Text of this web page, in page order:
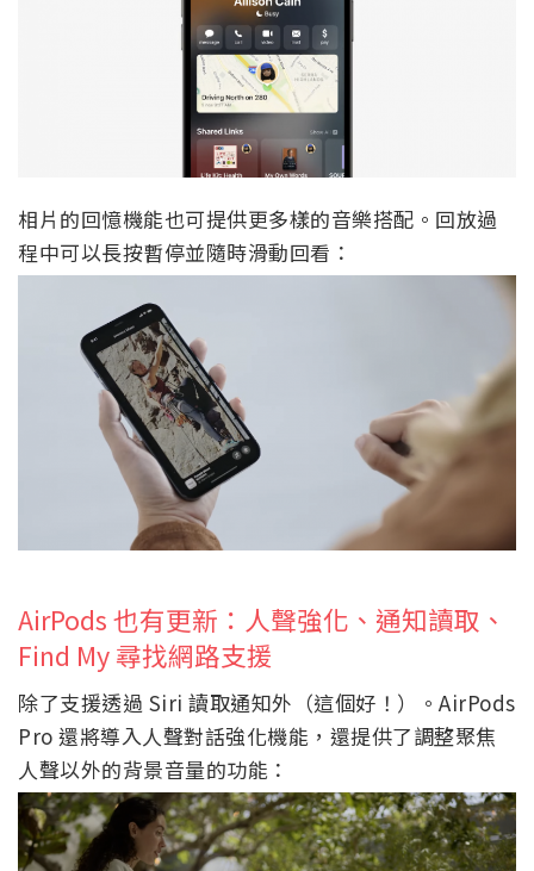
相片的回憶機能也可提供更多樣的音樂搭配。回放過
程中可以長按暫停並隨時滑動回看：
AirPods 也有更新：人聲強化、通知讀取、
Find My 尋找網路支援
除了支援透過 Siri 讀取通知外（這個好！）。AirPods
Pro 還將導入人聲對話強化機能，還提供了調整聚焦
人聲以外的背景音量的功能：